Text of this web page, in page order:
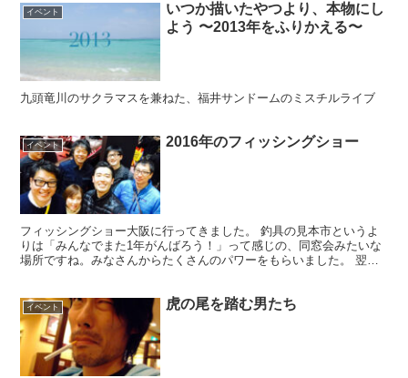
イベント
いつか描いたやつより、本物にし
よう 〜2013年をふりかえる〜
九頭竜川のサクラマスを兼ねた、福井サンドームのミスチルライブ
イベント 2016年のフィッシングショー
フィッシングショー大阪に行ってきました。 釣具の見本市というよ
りは「みんなでまた1年がんばろう！」って感じの、同窓会みたいな
場所ですね。みなさんからたくさんのパワーをもらいました。 翌日
イベント 虎の尾を踏む男たち